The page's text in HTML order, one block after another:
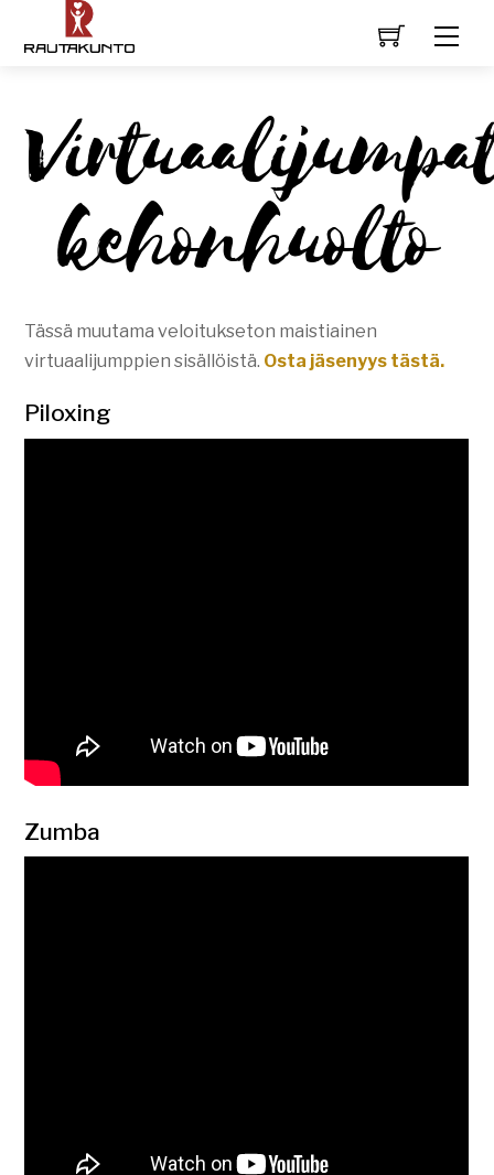
kehonhuolto
Tässä muutama veloitukseton maistiainen
virtuaalijumppien sisällöistä. Osta jäsenyys tästä.
Piloxing
Zumba